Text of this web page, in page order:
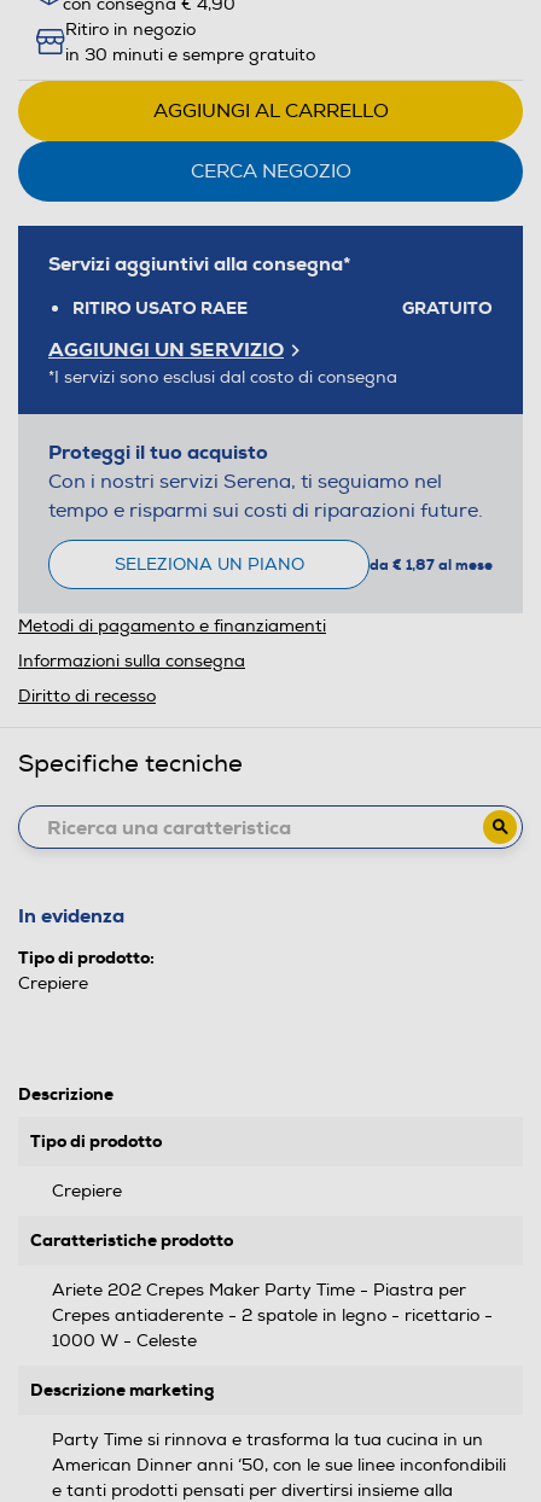
con consegna € 4,90
Ritiro in negozio
in 30 minuti e sempre gratuito
AGGIUNGI AL CARRELLO
CERCA NEGOZIO
Servizi aggiuntivi alla consegna*
RITIRO USATO RAEE GRATUITO
AGGIUNGI UN SERVIZIO
*I servizi sono esclusi dal costo di consegna
Proteggi il tuo acquisto
Con i nostri servizi Serena, ti seguiamo nel
tempo e risparmi sui costi di riparazioni future.
SELEZIONA UN PIANO da € 1,87 al mese
Metodi di pagamento e finanziamenti
Informazioni sulla consegna
Diritto di recesso
Specifiche tecniche
In evidenza
Tipo di prodotto:
Crepiere
Descrizione
Tipo di prodotto
Crepiere
Caratteristiche prodotto
Ariete 202 Crepes Maker Party Time - Piastra per
Crepes antiaderente - 2 spatole in legno - ricettario -
1000 W - Celeste
Descrizione marketing
Party Time si rinnova e trasforma la tua cucina in un
American Dinner anni ‘50, con le sue linee inconfondibili
e tanti prodotti pensati per divertirsi insieme alla